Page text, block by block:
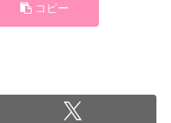
コピー